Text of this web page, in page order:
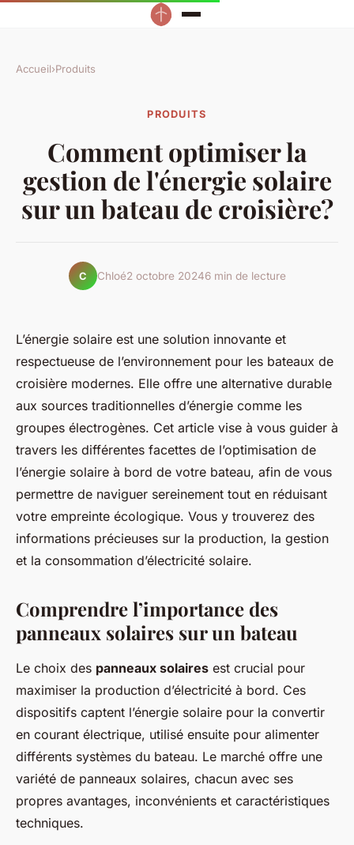
Accueil›Produits
PRODUITS
Comment optimiser la
gestion de l'énergie solaire
sur un bateau de croisière?
C Chloé2 octobre 20246 min de lecture
L’énergie solaire est une solution innovante et
respectueuse de l’environnement pour les bateaux de
croisière modernes. Elle offre une alternative durable
aux sources traditionnelles d’énergie comme les
groupes électrogènes. Cet article vise à vous guider à
travers les différentes facettes de l’optimisation de
l’énergie solaire à bord de votre bateau, afin de vous
permettre de naviguer sereinement tout en réduisant
votre empreinte écologique. Vous y trouverez des
informations précieuses sur la production, la gestion
et la consommation d’électricité solaire.
Comprendre l’importance des
panneaux solaires sur un bateau
Le choix des panneaux solaires est crucial pour
maximiser la production d’électricité à bord. Ces
dispositifs captent l’énergie solaire pour la convertir
en courant électrique, utilisé ensuite pour alimenter
différents systèmes du bateau. Le marché offre une
variété de panneaux solaires, chacun avec ses
propres avantages, inconvénients et caractéristiques
techniques.